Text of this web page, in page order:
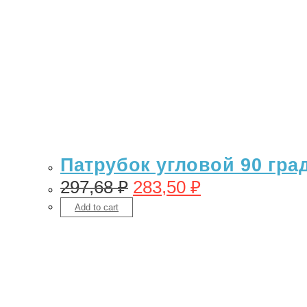
Патрубок угловой 90
297,68₽ 283,50 ₽
Add to cart